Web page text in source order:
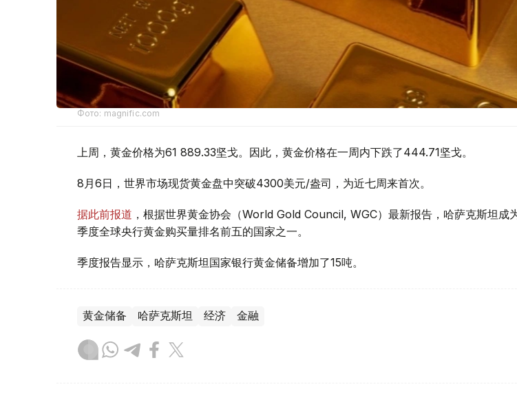
Фото: magnific.com
上周，黄金价格为61 889.33坚戈。因此，黄金价格在一周内下跌了444.71坚戈。
8月6日，世界市场现货黄金盘中突破4300美元/盎司，为近七周来首次。
据此前报道 ，根据世界黄金协会（World Gold Council, WGC）最新报告，哈萨克斯坦成
季度全球央行黄金购买量排名前五的国家之一。
季度报告显示，哈萨克斯坦国家银行黄金储备增加了15吨。
黄金储备 哈萨克斯坦 经济 金融